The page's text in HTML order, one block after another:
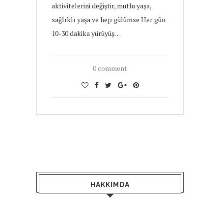
aktivitelerini değiştir, mutlu yaşa,
sağlıklı yaşa ve hep gülümse Her gün
10-30 dakika yürüyüş…
0 comment
HAKKIMDA